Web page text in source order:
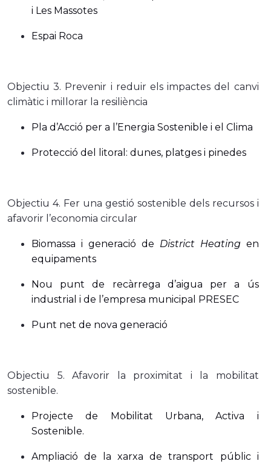
i Les Massotes
Espai Roca
Objectiu 3. Prevenir i reduir els impactes del canvi
climàtic i millorar la resiliència
Pla d’Acció per a l’Energia Sostenible i el Clima
Protecció del litoral: dunes, platges i pinedes
Objectiu 4. Fer una gestió sostenible dels recursos i
afavorir l’economia circular
Biomassa i generació de District Heatingen
equipaments
Nou punt de recàrrega d’aigua per a ús
industrial i de l’empresa municipal PRESEC
Punt net de nova generació
Objectiu 5. Afavorir la proximitat i la mobilitat
sostenible.
Projecte de Mobilitat Urbana, Activa i
Sostenible.
Ampliació de la xarxa de transport públic i